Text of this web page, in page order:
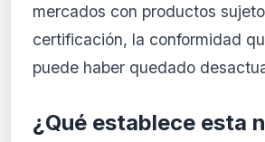
mercados con productos
certificación, la conformidad
puede haber quedado
¿Qué establece esta